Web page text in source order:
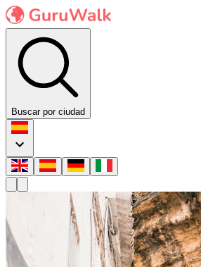
Buscar por ciudad